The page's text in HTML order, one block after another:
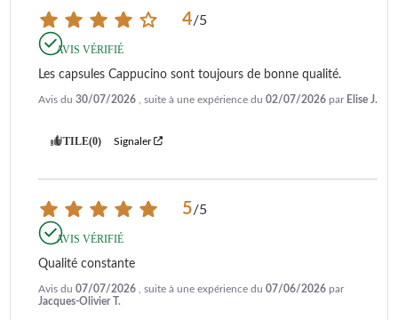
4/5
AVIS VÉRIFIÉ
Les capsules Cappucino sont toujours de bonne qualité.
Avis du 30/07/2026 , suite à une expérience du 02/07/2026 par Elise J.
UTILE(0) Signaler
5/5
AVIS VÉRIFIÉ
Qualité constante
Avis du 07/07/2026 , suite à une expérience du 07/06/2026 par
Jacques-Olivier T.